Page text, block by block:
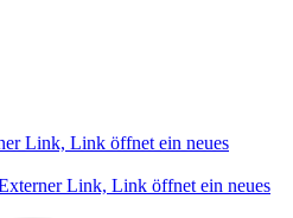
Link, Link öffnet ein neues
Link, Link öffnet ein neues